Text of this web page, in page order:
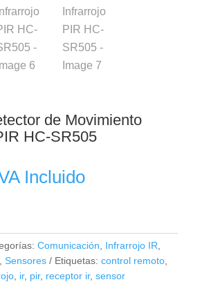
de Movimiento
HC-SR505
Incluido
Comunicación Infrarrojo IR
Sensores Etiquetas: control remoto,
, ir, pir, receptor ir, sensor